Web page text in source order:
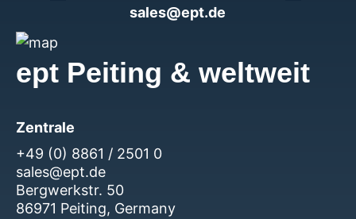
sales@ept.de
ept Peiting & weltweit
Zentrale
+49 (0) 8861 / 2501 0
sales@ept.de
Bergwerkstr. 50
86971 Peiting, Germany